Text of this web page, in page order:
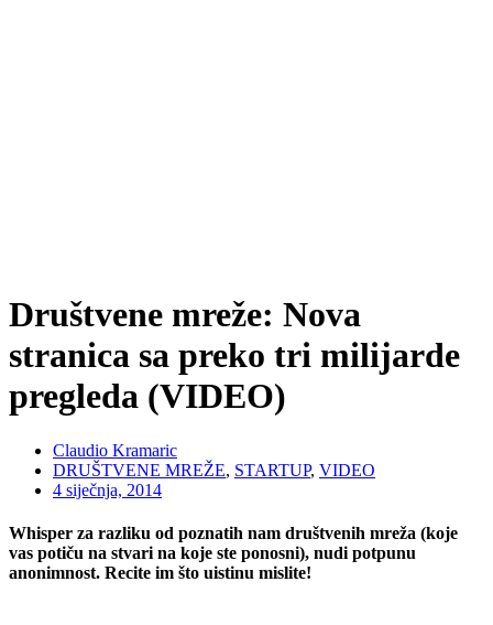
Društvene mreže: Nova
stranica sa preko tri milijarde
pregleda (VIDEO)
Claudio Kramaric
DRUŠTVENE MREŽE, STARTUP, VIDEO
4 siječnja, 2014
Whisper za razliku od poznatih nam društvenih mreža (koje
vas potiču na stvari na koje ste ponosni), nudi potpunu
anonimnost. Recite im što uistinu mislite!